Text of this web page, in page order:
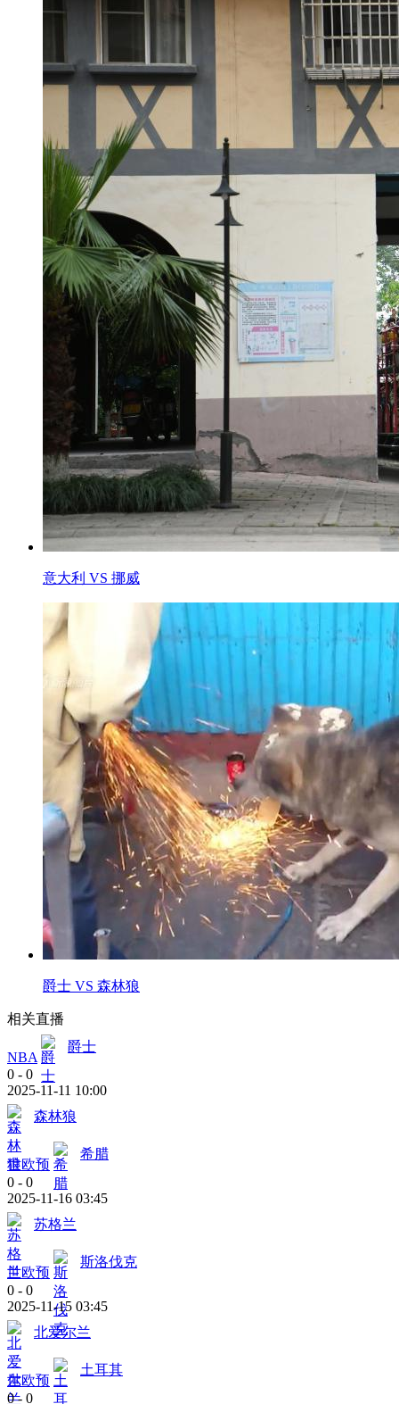
意大利 VS 挪威
爵士 VS 森林狼
相关直播
NBA
爵士
0 - 0
2025-11-11 10:00
森林狼
世欧预
希腊
0 - 0
2025-11-16 03:45
苏格兰
世欧预
斯洛伐克
0 - 0
2025-11-15 03:45
北爱尔兰
世欧预
土耳其
0 - 0